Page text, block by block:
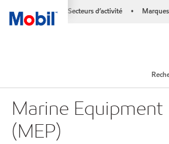
Secteurs d’activité •
Marine Equipment
(MEP)